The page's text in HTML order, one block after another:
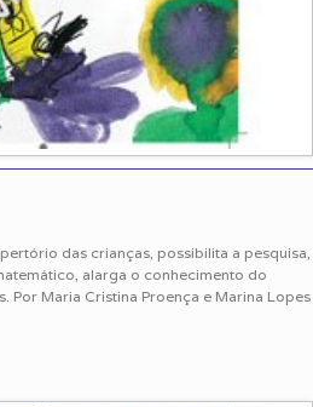
das crianças, possibilita a pesquisa,
alarga o conhecimento do
Por Maria Cristina Proença e Marina Lopes